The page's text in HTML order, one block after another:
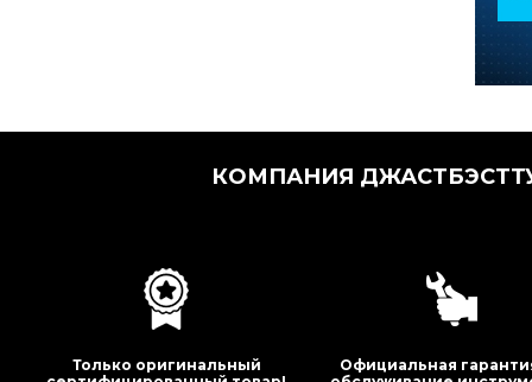
КОМПАНИЯ
Только оригинальный
Официальная